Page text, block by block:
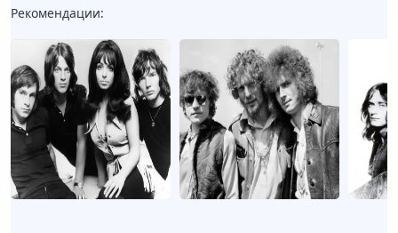
Рекомендации: